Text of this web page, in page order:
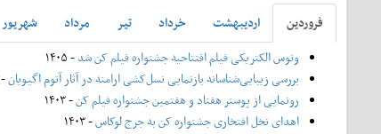
فروردين ارديبهشت خرداد تير مرداد شهريور
ونوس الکتریکی فیلم افتتاحیه جشنواره فیلم کن شد- ۱۴۰۵
بررسی زیبایی‌شناسانه بازنمایی نسل‌کشی ارامنه در آثار آتوم اگیویان- ۱۴۰۴
رونمایی از پوستر هفتاد و هفتمین جشنواره فیلم کن- ۱۴۰۳
اهدای نخل افتخاری جشنواره کن به جرج لوکاس- ۱۴۰۳